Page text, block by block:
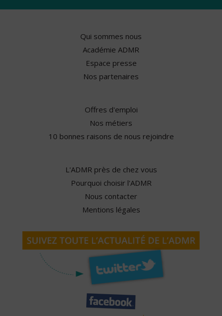
Qui sommes nous
Académie ADMR
Espace presse
Nos partenaires
Offres d'emploi
Nos métiers
10 bonnes raisons de nous rejoindre
L'ADMR près de chez vous
Pourquoi choisir l'ADMR
Nous contacter
Mentions légales